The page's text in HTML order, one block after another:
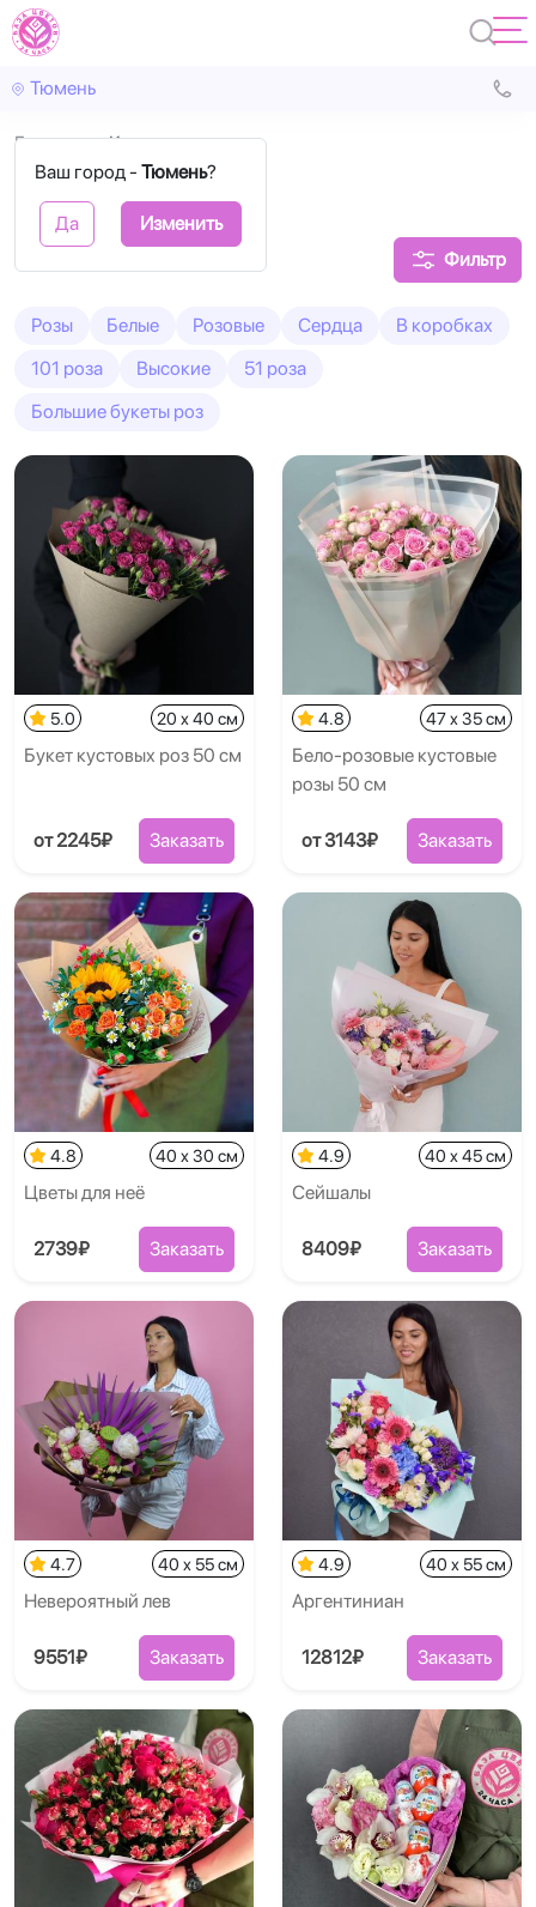
Тюмень
Ваш город - Тюмень?
Да Изменить
Главная Кустовые
Кустовые розы
Фильтр
Розы Белые Розовые Сердца
В коробках
101 роза
Высокие
51 роза
Большие букеты роз
5.0 20 x 40 см
Букет кустовых роз 50 см
от 2245₽ Заказать
4.8 47 x 35 см
Бело-розовые кустовые
розы 50 см
от 3143₽ Заказать
4.8 40 x 30 см
Цветы для неё
2739₽ Заказать
4.9 40 x 45 см
Сейшалы
8409₽ Заказать
4.7 40 x 55 см
Невероятный лев
9551₽ Заказать
4.9 40 x 55 см
Аргентиниан
12812₽ Заказать